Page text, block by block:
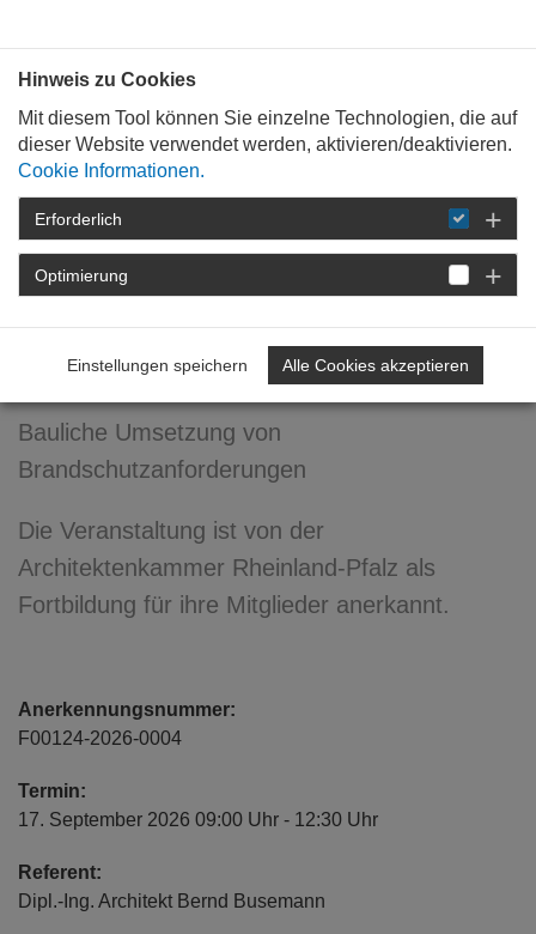
STARTSEITE
FORTBILDUNG
DETAIL
KALKSANDSTEIN Akademie
Herbst 2026
Bauliche Umsetzung von
Brandschutzanforderungen
Die Veranstaltung ist von der
Architektenkammer Rheinland-Pfalz als
Fortbildung für ihre Mitglieder anerkannt.
Anerkennungsnummer:
F00124-2026-0004
Termin:
17. September 2026 09:00 Uhr - 12:30 Uhr
Referent:
Dipl.-Ing. Architekt Bernd Busemann
Hinweis zu Cookies
Mit diesem Tool können Sie einzelne Technologien, die auf
dieser Website verwendet werden, aktivieren/deaktivieren.
Cookie Informationen.
Erforderlich
Optimierung
Einstellungen speichern Alle Cookies akzeptieren